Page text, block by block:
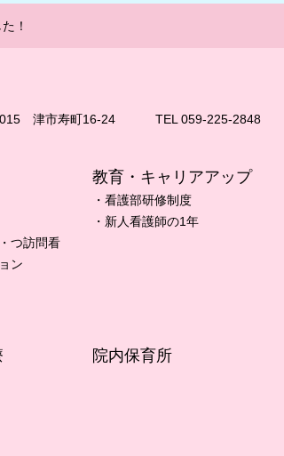
！
津市寿町16-24 TEL 059-225-2848
つ訪問看
ン
教育・キャリアアップ
・看護部研修制度
・新人看護師の1年
院内保育所